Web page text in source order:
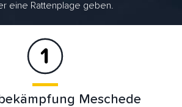
eine Rattenplage geben.
Meschede